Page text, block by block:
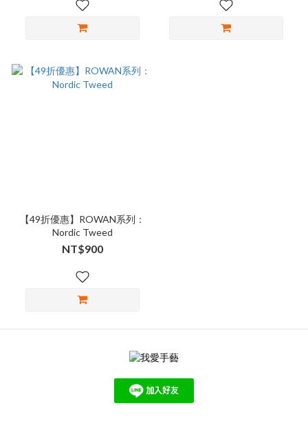
【49折優惠】ROWAN系列：
Nordic Tweed
NT$900